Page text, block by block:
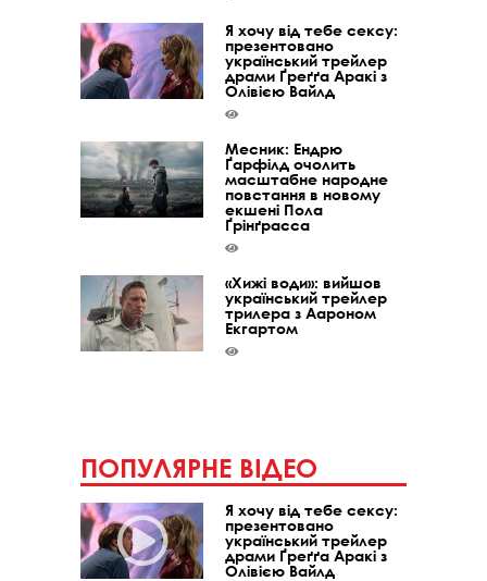
Я хочу від тебе сексу:
презентовано
український трейлер
драми Ґреґґа Аракі з
Олівією Вайлд
Месник: Ендрю
Ґарфілд очолить
масштабне народне
повстання в новому
екшені Пола
Ґрінґрасса
«Хижі води»: вийшов
український трейлер
трилера з Аароном
Екгартом
ПОПУЛЯРНЕ ВІДЕО
Я хочу від тебе сексу:
презентовано
український трейлер
драми Ґреґґа Аракі з
Олівією Вайлд